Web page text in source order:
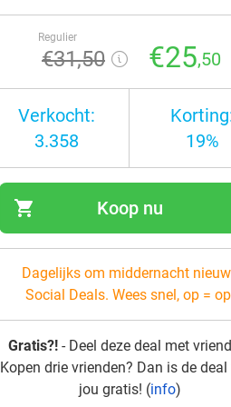
Regulier
€31,50 €25,50
Verkocht:
3.358
19%
shopping_cart Koop nu
Dagelijks om middernacht
Social Deals. Wees snel, op =
Gratis?! - Deel deze deal met
Kopen drie vrienden? Dan is de
jou gratis! (info)